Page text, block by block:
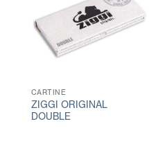
CARTINE
ZIGGI ORIGINAL
DOUBLE